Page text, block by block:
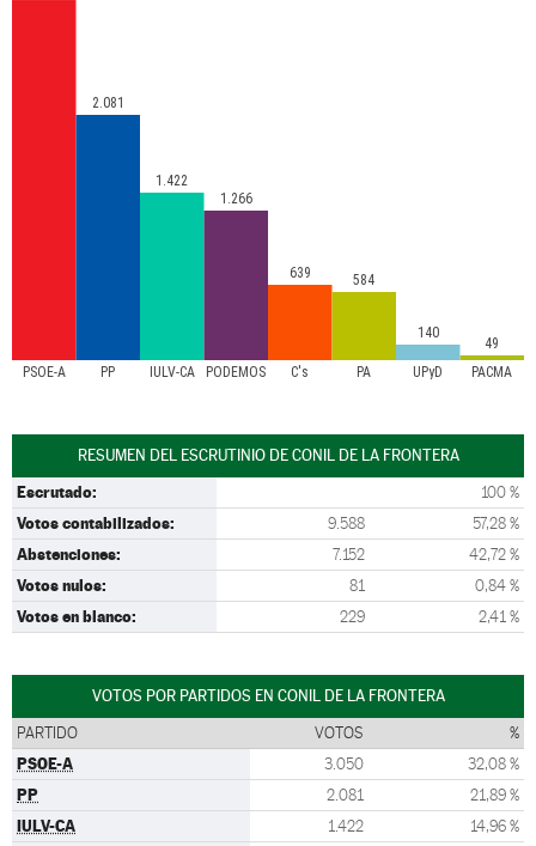
PSOE-A PP IULV-CA PODEMOS C's PA UPyD PACMA
2.081
1.422
1.266
639 584
140
49
RESUMEN DEL ESCRUTINIO DE CONIL DE LA FRONTERA
Escrutado: 100 %
Votos contabilizados: 9.588 57,28 %
Abstenciones: 7.152 42,72 %
Votos nulos: 81 0,84 %
Votos en blanco: 229 2,41 %
VOTOS POR PARTIDOS EN CONIL DE LA FRONTERA
PARTIDO VOTOS %
PSOE-A 3.050 32,08 %
PP 2.081 21,89 %
IULV-CA 1.422 14,96 %